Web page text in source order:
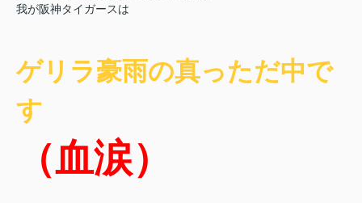
我が阪神タイガースは
ゲリラ豪雨の真っただ中で
す
（血涙）